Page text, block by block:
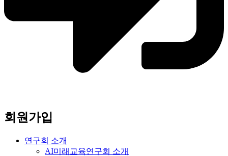
회원가입
연구회 소개
AI미래교육연구회 소개